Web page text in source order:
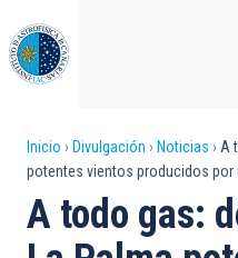
al
contenido
principal
Sobrescribir
enlaces
de
Inicio Divulgación Noticias
A
potentes vientos producidos por
A todo gas: